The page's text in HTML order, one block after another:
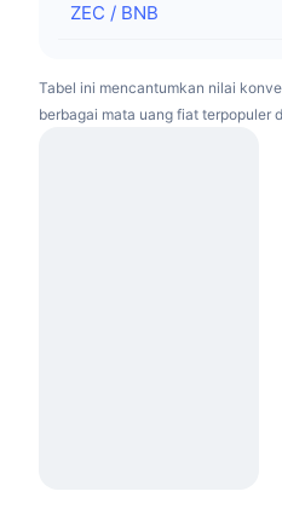
ZEC / BNB
Tabel ini mencantumkan nilai
berbagai mata uang fiat terpopuler